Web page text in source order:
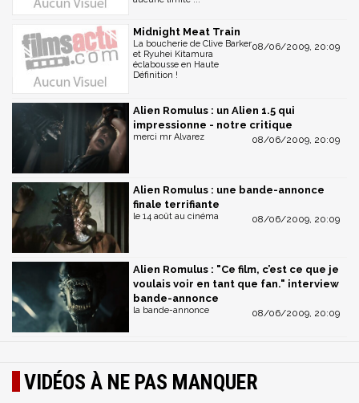
Midnight Meat Train
08/06/2009, 20:09
La boucherie de Clive Barker
et Ryuhei Kitamura
éclabousse en Haute
Définition !
Alien Romulus : un Alien 1.5 qui
impressionne - notre critique
08/06/2009, 20:09
merci mr Alvarez
Alien Romulus : une bande-annonce
finale terrifiante
08/06/2009, 20:09
le 14 août au cinéma
Alien Romulus : "Ce film, c’est ce que je
voulais voir en tant que fan." interview
bande-annonce
08/06/2009, 20:09
la bande-annonce
VIDÉOS À NE PAS MANQUER